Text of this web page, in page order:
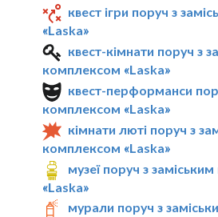
квест ігри поруч з
«Laska»
квест-кімнати поруч з
комплексом «Laska»
квест-перформанси
комплексом «Laska»
кімнати люті поруч з
комплексом «Laska»
музеї поруч з
«Laska»
мурали поруч з